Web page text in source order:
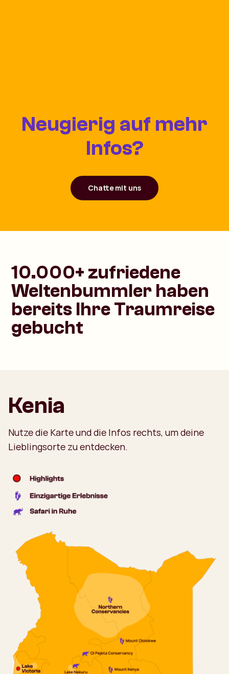
Neugierig auf mehr
Infos?
Chatte mit uns
10.000+ zufriedene
Weltenbummler haben
bereits Ihre Traumreise
gebucht
Kenia
Nutze die Karte und die Infos rechts, um deine
Lieblingsorte zu entdecken.